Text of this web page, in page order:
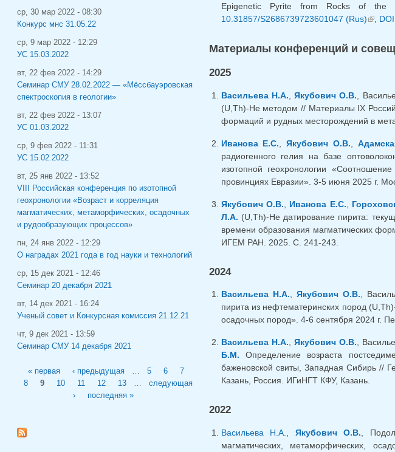
Epigenetic Pyrite from Rocks of the
10.31857/S2686739723601047 (Rus)
,
Материалы конференций и
2025
Васильева Н.А. Якубович О.В. ,
(U,Th)-He методом // Материалы IX
формаций и рудных месторождений в
Иванова Е.С. ,Якубович О.В.
радиогенного гелия на базе
изотопной геохронологии
провинциях Евразии». 3-5 июня 2025 г.
Якубович О.В. Иванова Е.С.
Л.А. (U,Th)-He датирование пирита:
времени образования магматических
ИГЕМ РАН. 2025. С. 241-243.
2024
Васильева Н.А., Якубович О.В.,
пирита из нефтематеринских пород
осадочных пород». 4-6 сентября 2024 г.
Васильева Н.А., Якубович О.В.,
Б.М. Определение возраста
баженовской свиты, Западная Сибирь //
Казань, Россия. ИГиНГТ КФУ, Казань.
2022
Васильева Н.А. Якубович О.В. ,
магматических, метаморфических,
ср, 30 мар 2022 - 08:30
Конкурс мнс 31.05.22
ср, 9 мар 2022 - 12:29
УС 15.03.2022
вт, 22 фев 2022 - 14:29
Семинар СМУ 28.02.2022 — «Мёссбауэровская
спектроскопия в геологии»
вт, 22 фев 2022 - 13:07
УС 01.03.2022
ср, 9 фев 2022 - 11:31
УС 15.02.2022
вт, 25 янв 2022 - 13:52
VIII Российская конференция по изотопной
геохронологии «Возраст и корреляция
магматических, метаморфических, осадочных
и рудообразующих процессов»
пн, 24 янв 2022 - 12:29
О наградах 2021 года в год науки и технологий
ср, 15 дек 2021 - 12:46
Семинар 20 декабря 2021
вт, 14 дек 2021 - 16:24
Ученый совет и Конкурсная комиссия 21.12.21
чт, 9 дек 2021 - 13:59
Семинар СМУ 14 декабря 2021
« первая ‹ предыдущая 5 6
7
8
9 10 11 12 13
следующая
›
последняя »